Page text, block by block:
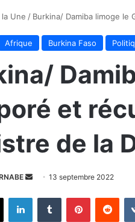
la Une / Burkina/ Damiba limoge
Afrique Burkina Faso
et
de la
Envoyer
courriel
13 septembre 2022
X LinkedinTumblr Pinterest